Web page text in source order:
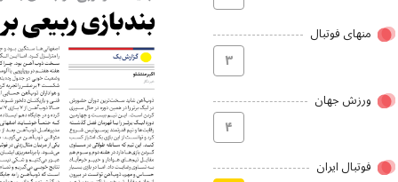
منهای فوتبال
۳
ورزش جهان
۴
فوتبال ایران